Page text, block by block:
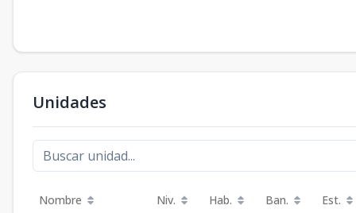
Unidades
Nombre Niv. Hab. Ban. Est.